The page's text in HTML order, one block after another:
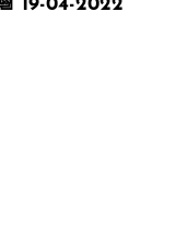
19-04-2022